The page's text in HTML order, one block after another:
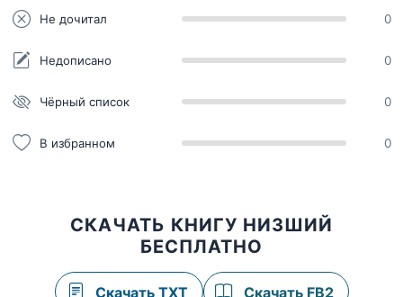
Не дочитал 0
Недописано 0
Чёрный список 0
В избранном 0
СКАЧАТЬ КНИГУ НИЗШИЙ
БЕСПЛАТНО
Скачать TXT Скачать FB2